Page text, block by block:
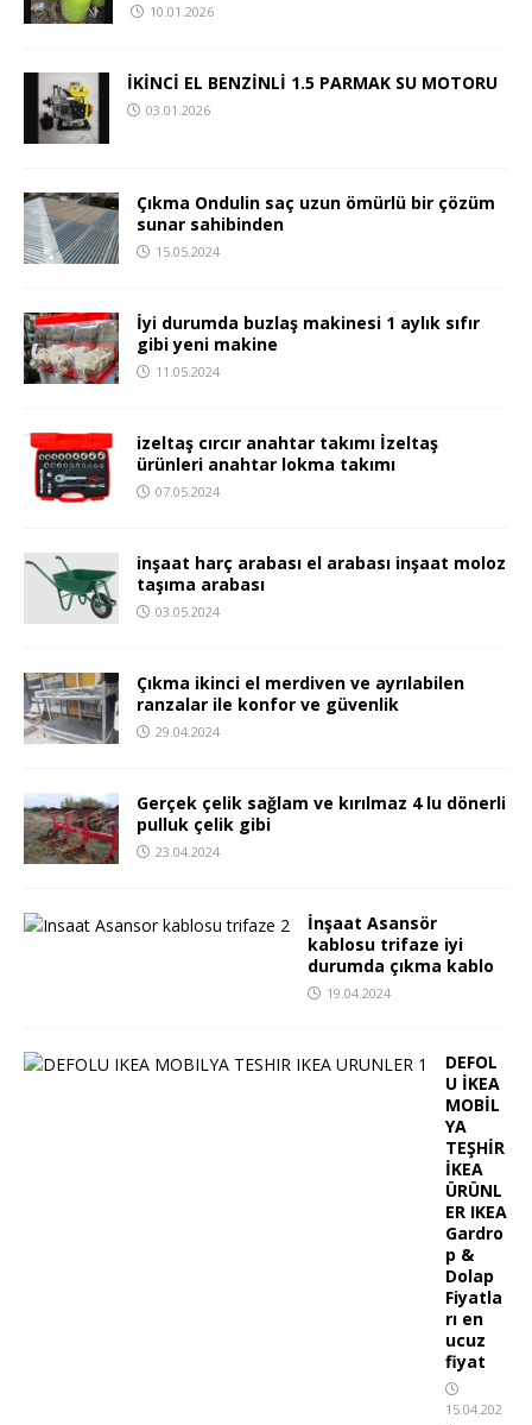
10.01.2026
İKİNCİ EL BENZİNLİ 1.5 PARMAK SU MOTORU
03.01.2026
Çıkma Ondulin saç uzun ömürlü bir çözüm
sunar sahibinden
15.05.2024
İyi durumda buzlaş makinesi 1 aylık sıfır
gibi yeni makine
11.05.2024
izeltaş cırcır anahtar takımı İzeltaş
ürünleri anahtar lokma takımı
07.05.2024
inşaat harç arabası el arabası inşaat moloz
taşıma arabası
03.05.2024
Çıkma ikinci el merdiven ve ayrılabilen
ranzalar ile konfor ve güvenlik
29.04.2024
Gerçek çelik sağlam ve kırılmaz 4 lu dönerli
pulluk çelik gibi
23.04.2024
İnşaat Asansör
kablosu trifaze iyi
durumda çıkma kablo
19.04.2024
DEFOL
U İKEA
MOBİL
YA
TEŞHİR
İKEA
ÜRÜNL
ER IKEA
Gardro
p &
Dolap
Fiyatla
rı en
ucuz
fiyat
15.04.202